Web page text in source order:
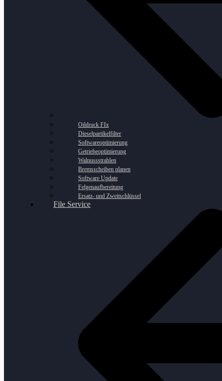
Oildruck FIx
Dieselpartikelfilter
Softwareoptimierung
Getriebeoptimierung
Walnussstrahlen
Bremsscheiben planen
Software Update
Felgenaufbereitung
Ersatz- und Zweitschlüssel
File Service